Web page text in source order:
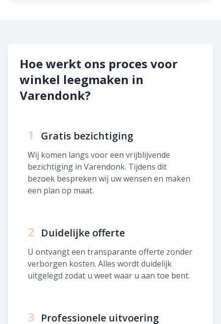
Hoe werkt ons proces voor
winkel leegmaken in
Varendonk?
1 Gratis bezichtiging
Wij komen langs voor een vrijblijvende
bezichtiging in Varendonk. Tijdens dit
bezoek bespreken wij uw wensen en maken
een plan op maat.
2 Duidelijke offerte
U ontvangt een transparante offerte zonder
verborgen kosten. Alles wordt duidelijk
uitgelegd zodat u weet waar u aan toe bent.
3 Professionele uitvoering